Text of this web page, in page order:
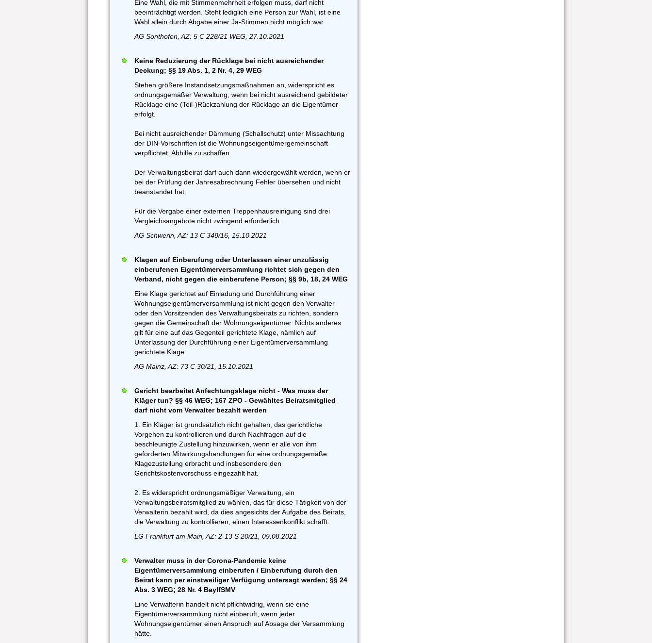
Eine Wahl, die mit Stimmenmehrheit erfolgen muss, darf nicht
beeinträchtigt werden. Steht lediglich eine Person zur Wahl, ist eine
Wahl allein durch Abgabe einer Ja-Stimmen nicht möglich war.
AG Sonthofen, AZ: 5 C 228/21 WEG, 27.10.2021
Keine Reduzierung der Rücklage bei nicht ausreichender
Deckung; §§ 19 Abs. 1, 2 Nr. 4, 29 WEG
Stehen größere Instandsetzungsmaßnahmen an, widerspricht es
ordnungsgemäßer Verwaltung, wenn bei nicht ausreichend gebildeter
Rücklage eine (Teil-)Rückzahlung der Rücklage an die Eigentümer
erfolgt.
Bei nicht ausreichender Dämmung (Schallschutz) unter Missachtung
der DIN-Vorschriften ist die Wohnungseigentümergemeinschaft
verpflichtet, Abhilfe zu schaffen.
Der Verwaltungsbeirat darf auch dann wiedergewählt werden, wenn er
bei der Prüfung der Jahresabrechnung Fehler übersehen und nicht
beanstandet hat.
Für die Vergabe einer externen Treppenhausreinigung sind drei
Vergleichsangebote nicht zwingend erforderlich.
AG Schwerin, AZ: 13 C 349/16, 15.10.2021
Klagen auf Einberufung oder Unterlassen einer unzulässig
einberufenen Eigentümerversammlung richtet sich gegen den
Verband, nicht gegen die einberufene Person; §§ 9b, 18, 24 WEG
Eine Klage gerichtet auf Einladung und Durchführung einer
Wohnungseigentümerversammlung ist nicht gegen den Verwalter
oder den Vorsitzenden des Verwaltungsbeirats zu richten, sondern
gegen die Gemeinschaft der Wohnungseigentümer. Nichts anderes
gilt für eine auf das Gegenteil gerichtete Klage, nämlich auf
Unterlassung der Durchführung einer Eigentümerversammlung
gerichtete Klage.
AG Mainz, AZ: 73 C 30/21, 15.10.2021
Gericht bearbeitet Anfechtungsklage nicht - Was muss der
Kläger tun? §§ 46 WEG; 167 ZPO - Gewähltes Beiratsmitglied
darf nicht vom Verwalter bezahlt werden
1. Ein Kläger ist grundsätzlich nicht gehalten, das gerichtliche
Vorgehen zu kontrollieren und durch Nachfragen auf die
beschleunigte Zustellung hinzuwirken, wenn er alle von ihm
geforderten Mitwirkungshandlungen für eine ordnungsgemäße
Klagezustellung erbracht und insbesondere den
Gerichtskostenvorschuss eingezahlt hat.
2. Es widerspricht ordnungsmäßiger Verwaltung, ein
Verwaltungsbeiratsmitglied zu wählen, das für diese Tätigkeit von der
Verwalterin bezahlt wird, da dies angesichts der Aufgabe des Beirats,
die Verwaltung zu kontrollieren, einen Interessenkonflikt schafft.
LG Frankfurt am Main, AZ: 2-13 S 20/21, 09.08.2021
Verwalter muss in der Corona-Pandemie keine
Eigentümerversammlung einberufen / Einberufung durch den
Beirat kann per einstweiliger Verfügung untersagt werden; §§ 24
Abs. 3 WEG; 28 Nr. 4 BayIfSMV
Eine Verwalterin handelt nicht pflichtwidrig, wenn sie eine
Eigentümerversammlung nicht einberuft, wenn jeder
Wohnungseigentümer einen Anspruch auf Absage der Versammlung
hätte.